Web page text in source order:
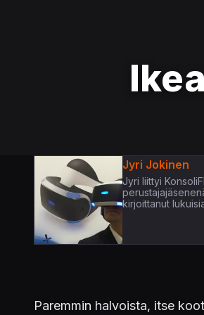
Jyri Jokinen
Jyri liittyi
kirjoittanut
Paremmin halvoista, itse